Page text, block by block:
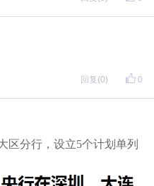
0
回复 (0)
区分行，设立5个计划单列